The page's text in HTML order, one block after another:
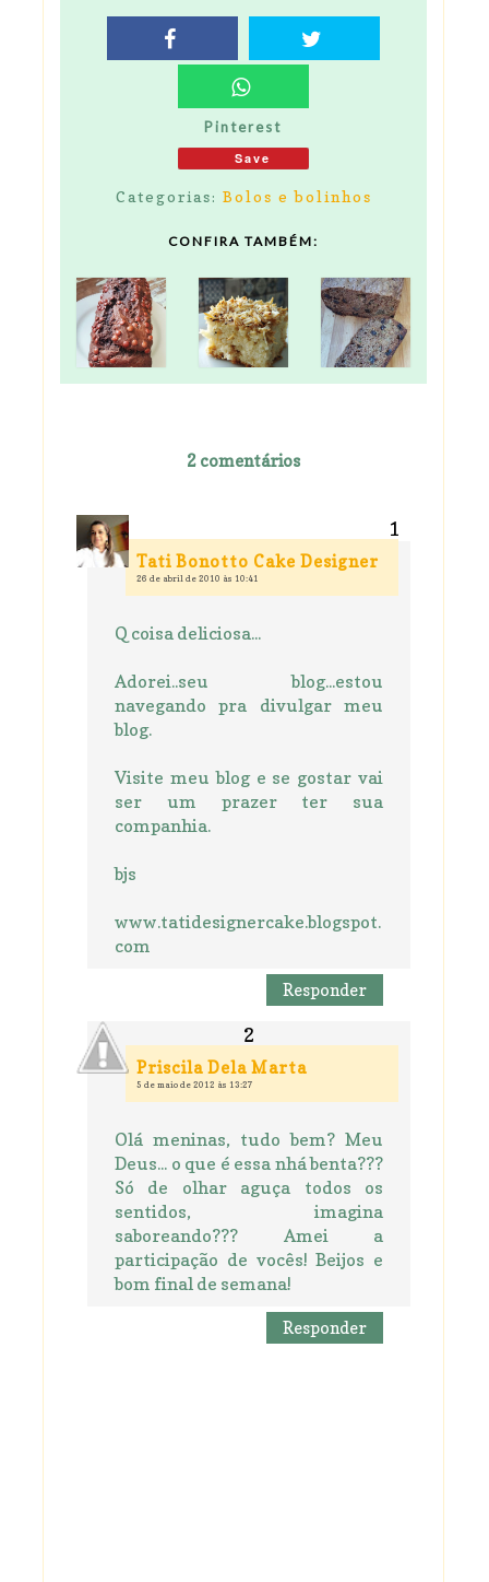
Pinterest
Save
Categorias: Bolos e bolinhos
CONFIRA TAMBÉM:
2 comentários
Tati Bonotto Cake Designer
26 de abril de 2010 às 10:41
Q coisa deliciosa...
Adorei..seu blog...estou
navegando pra divulgar meu
blog.
Visite meu blog e se gostar vai
ser um prazer ter sua
companhia.
bjs
www.tatidesignercake.blogspot.
com
Responder
Priscila Dela Marta
5 de maio de 2012 às 13:27
Olá meninas, tudo bem? Meu
Deus... o que é essa nhá benta???
Só de olhar aguça todos os
sentidos, imagina
saboreando??? Amei a
participação de vocês! Beijos e
bom final de semana!
Responder